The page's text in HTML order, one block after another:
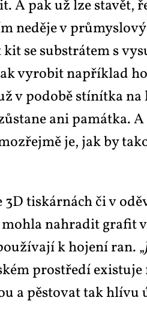
A pak už lze
ne­dě­je v
se sub­strá­tem s
vy­ro­bit na­pří­klad
v po­do­bě stí­nít­ka
ani pa­mát­ka.
je, jak by
tis­kár­nách či v
na­hra­dit
k ho­je­ní ran. „
pro­stře­dí
a pěs­to­vat tak